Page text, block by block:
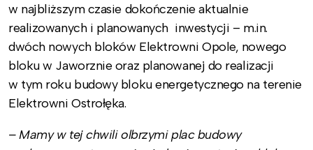
w najbliższym czasie dokończenie aktualnie
realizowanych i planowanych inwestycji – m.in.
dwóch nowych bloków Elektrowni Opole, nowego
bloku w Jaworznie oraz planowanej do realizacji
w tym roku budowy bloku energetycznego na terenie
Elektrowni Ostrołęka.
– Mamy w tej chwili olbrzymi plac budowy